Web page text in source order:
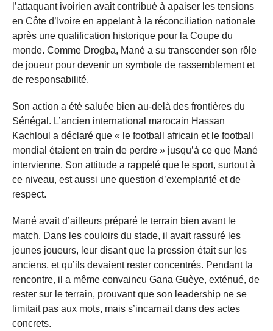
l’attaquant ivoirien avait contribué à apaiser les tensions
en Côte d’Ivoire en appelant à la réconciliation nationale
après une qualification historique pour la Coupe du
monde. Comme Drogba, Mané a su transcender son rôle
de joueur pour devenir un symbole de rassemblement et
de responsabilité.
Son action a été saluée bien au-delà des frontières du
Sénégal. L’ancien international marocain Hassan
Kachloul a déclaré que « le football africain et le football
mondial étaient en train de perdre » jusqu’à ce que Mané
intervienne. Son attitude a rappelé que le sport, surtout à
ce niveau, est aussi une question d’exemplarité et de
respect.
Mané avait d’ailleurs préparé le terrain bien avant le
match. Dans les couloirs du stade, il avait rassuré les
jeunes joueurs, leur disant que la pression était sur les
anciens, et qu’ils devaient rester concentrés. Pendant la
rencontre, il a même convaincu Gana Guèye, exténué, de
rester sur le terrain, prouvant que son leadership ne se
limitait pas aux mots, mais s’incarnait dans des actes
concrets.